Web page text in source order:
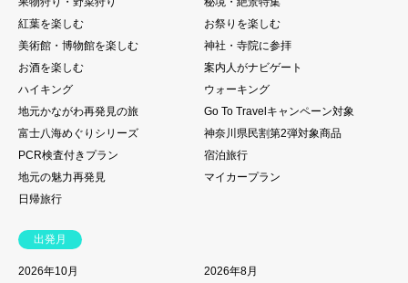
紅葉を楽しむ
お祭りを楽しむ
美術館・博物館を楽しむ
神社・寺院に参拝
お酒を楽しむ
案内人がナビゲート
ハイキング
ウォーキング
地元かながわ再発見の旅
Go To Travelキャンペーン対象
富士八海めぐりシリーズ
神奈川県民割第2弾対象商品
PCR検査付きプラン
宿泊旅行
地元の魅力再発見
マイカープラン
日帰旅行
出発月
2026年10月
2026年8月